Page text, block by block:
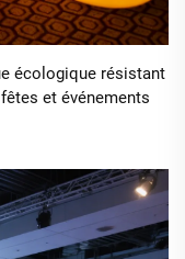
écologique résistant
et événements